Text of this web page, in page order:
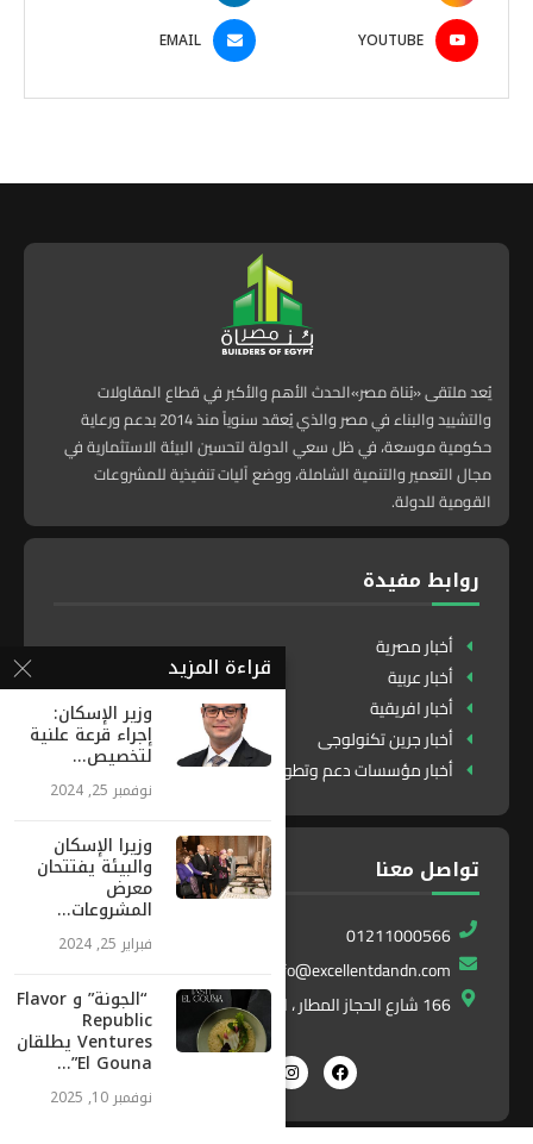
YOUTUBE
EMAIL
يُعد ملتقى «بُناة مصر»الحدث الأهم والأكبر في قطاع المقاولات
والتشييد والبناء في مصر والذي يُعقد سنوياً منذ 2014 بدعم ورعاية
حكومية موسعة، في ظل سعي الدولة لتحسين البيئة الاستثمارية في
مجال التعمير والتنمية الشاملة، ووضع آليات تنفيذية للمشروعات
القومية للدولة.
روابط مفيدة
أخبار مصرية
أخبار عربية
أخبار افريقية
أخبار جرين تكنولوجى
أخبار مؤسسات دعم وتطوير
تواصل معنا
01211000566
info@excellentdandn.com
166 شارع الحجاز المطار ، النزهة ، القاهرة ، مصر
قراءة المزيد
وزير الإسكان:
إجراء قرعة علنية
لتخصيص...
نوفمبر 25, 2024
وزيرا الإسكان
والبيئة يفتتحان
معرض
المشروعات...
فبراير 25, 2024
“الجونة” و Flavor
Republic
El Gouna”...
نوفمبر 10, 2025